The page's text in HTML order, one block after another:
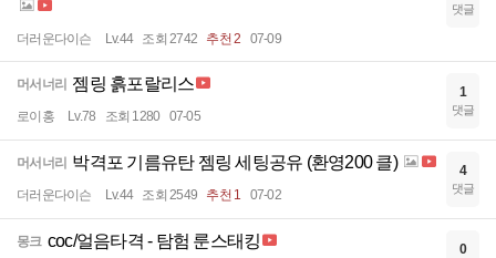
더러운다이슨 Lv.44 조회 2742 추천 2 07-09
댓글
머서너리 젬링 흙포랄리스
로이홍 Lv.78 조회 1280 07-05
1
댓글
머서너리 박격포 기름유탄 젬링 세팅공유 (환영200 클)
더러운다이슨 Lv.44 조회 2549 추천 1 07-02
4
댓글
몽크 coc/얼음타격 - 탐험 룬스태킹 0